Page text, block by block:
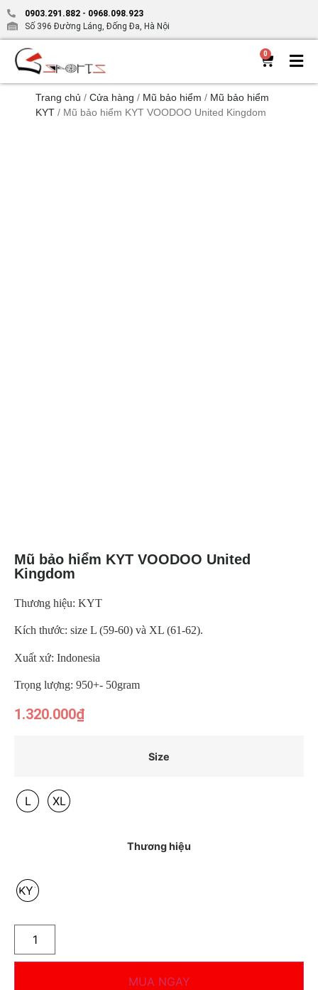
0903.291.882 - 0968.098.923
Số 396 Đường Láng, Đống Đa, Hà Nội
0
Trang chủ / Cửa hàng / Mũ bảo hiểm / Mũ bảo hiểm
KYT / Mũ bảo hiểm KYT VOODOO United Kingdom
Mũ bảo hiểm KYT VOODOO United
Kingdom
Thương hiệu: KYT
Kích thước: size L (59-60) và XL (61-62).
Xuất xứ: Indonesia
Trọng lượng: 950+- 50gram
1.320.000₫
Size
L XL
Thương hiệu
KYT
MUA NGAY